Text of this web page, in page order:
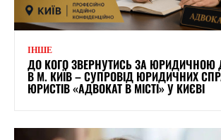
ІНШЕ
ДО КОГО ЗВЕРНУТИСЬ ЗА
В М. КИЇВ – СУПРОВІД ЮРИДИЧНИХ
ЮРИСТІВ «АДВОКАТ В МІСТІ» У КИЄВІ